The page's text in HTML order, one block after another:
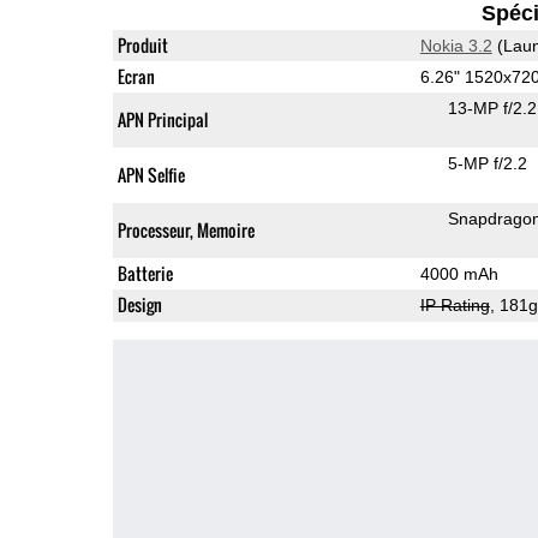
Produit Nokia 3.2
Ecran 6.26"
APN Principal 13-MP f/
APN Selfie 5-MP f/2.2
Processeur, Memoire
Batterie 4000 mAh
Design IP Rating,